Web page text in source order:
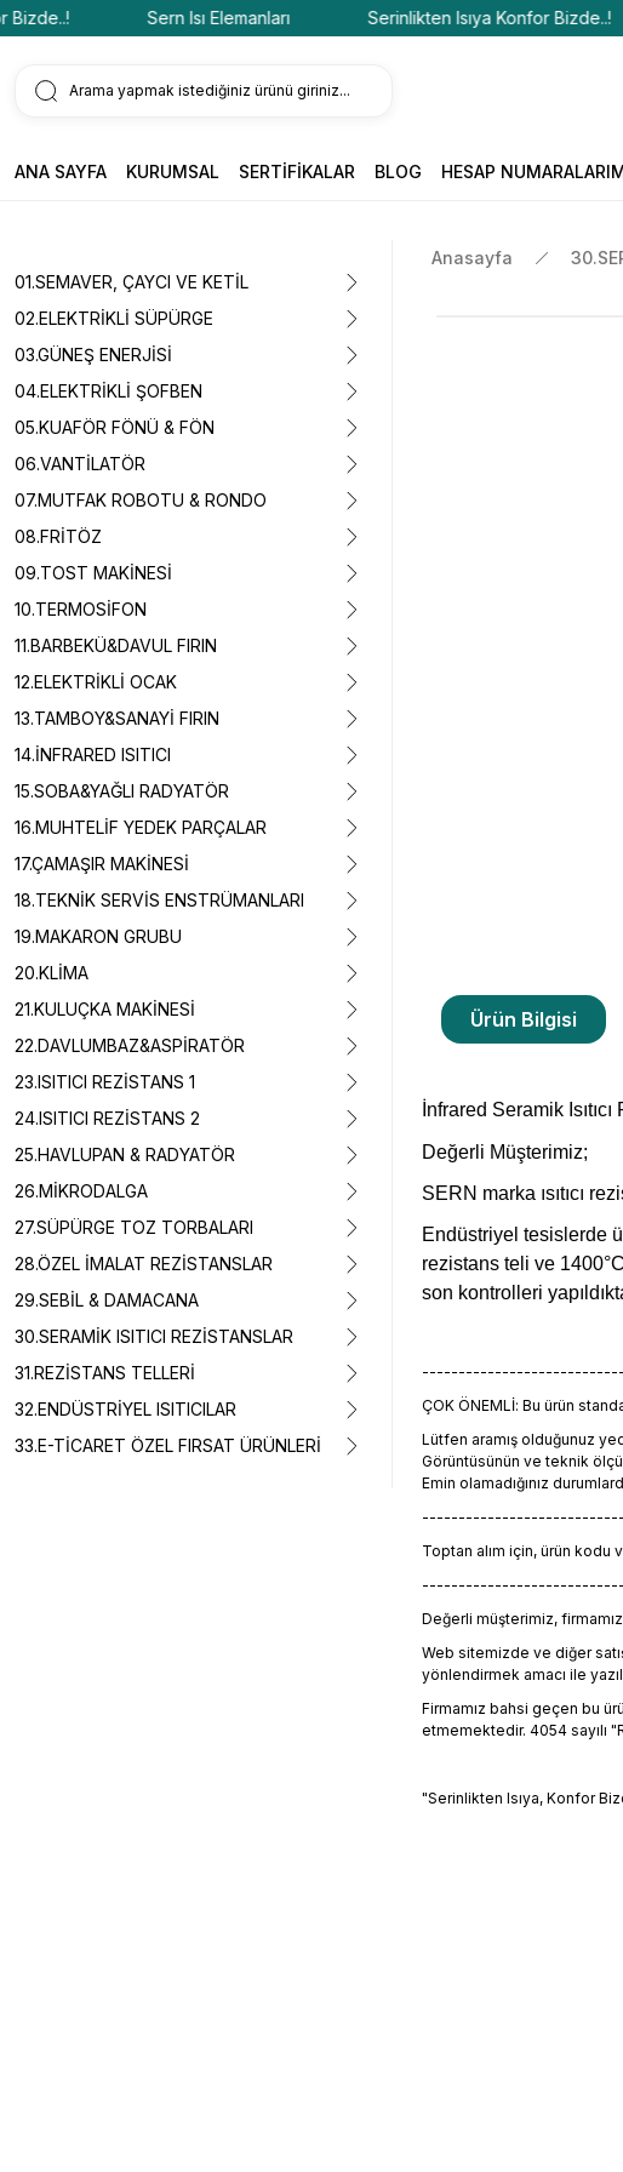
Sern Isı Elemanları Serinlikten Isıya Konfor Bizde..!
ANA SAYFA KURUMSAL SERTİFİKALAR BLOG HESAP
01.SEMAVER, ÇAYCI VE KETİL
02.ELEKTRİKLİ SÜPÜRGE
03.GÜNEŞ ENERJİSİ
04.ELEKTRİKLİ ŞOFBEN
05.KUAFÖR FÖNÜ & FÖN
06.VANTİLATÖR
07.MUTFAK ROBOTU & RONDO
08.FRİTÖZ
09.TOST MAKİNESİ
10.TERMOSİFON
11.BARBEKÜ&DAVUL FIRIN
12.ELEKTRİKLİ OCAK
13.TAMBOY&SANAYİ FIRIN
14.İNFRARED ISITICI
15.SOBA&YAĞLI RADYATÖR
16.MUHTELİF YEDEK PARÇALAR
17.ÇAMAŞIR MAKİNESİ
18.TEKNİK SERVİS ENSTRÜMANLARI
19.MAKARON GRUBU
20.KLİMA
21.KULUÇKA MAKİNESİ
22.DAVLUMBAZ&ASPİRATÖR
23.ISITICI REZİSTANS 1
24.ISITICI REZİSTANS 2
25.HAVLUPAN & RADYATÖR
26.MİKRODALGA
27.SÜPÜRGE TOZ TORBALARI
28.ÖZEL İMALAT REZİSTANSLAR
29.SEBİL & DAMACANA
30.SERAMİK ISITICI REZİSTANSLAR
31.REZİSTANS TELLERİ
32.ENDÜSTRİYEL ISITICILAR
33.E-TİCARET ÖZEL FIRSAT ÜRÜNLERİ
Anasayfa
Ürün Bilgisi
İnfrared Seramik
Değerli Müşterimiz;
SERN marka ısıtıcı
Endüstriyel tesislerde
rezistans teli ve
son kontrolleri
ÇOK ÖNEMLİ: Bu ürün
Lütfen aramış olduğunuz
Görüntüsünün ve teknik
Emin olamadığınız
Toptan alım için, ürün
Değerli müşterimiz,
Web sitemizde ve diğer
yönlendirmek amacı ile
Firmamız bahsi geçen bu
etmemektedir. 4054 sayılı
"Serinlikten Isıya, Konfor